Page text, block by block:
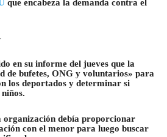
que encabeza la demanda contra el
en su informe del jueves que la
de bufetes, ONG y voluntarios» para
los deportados y determinar si
organización debía proporcionar
con el menor para luego buscar